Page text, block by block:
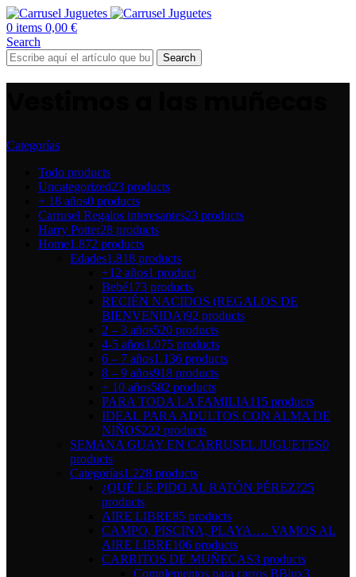
0 items 0,00 €
Search
Search
Categorías
Todo products
Uncategorized23 products
+ 18 años0 products
Carrusel Regalos interesantes23 products
Harry Potter28 products
Home1.872 products
Edades1.818 products
+12 años1 product
Bebé173 products
RECIÉN NACIDOS (REGALOS DE
BIENVENIDA)92 products
2 – 3 años520 products
4-5 años1.075 products
6 – 7 años1.136 products
8 – 9 años918 products
+ 10 años582 products
PARA TODA LA FAMILIA115 products
IDEAL PARA ADULTOS CON ALMA DE
NIÑOS222 products
SEMANA GUAY EN CARRUSEL JUGUETES0
products
Categorías1.228 products
¿QUÉ LE PIDO AL RATÓN PÉREZ?25
products
AIRE LIBRE85 products
CAMPO, PISCINA, PLAYA…. VAMOS AL
AIRE LIBRE106 products
CARRITOS DE MUÑECAS3 products
Complementos para carros BBlux3